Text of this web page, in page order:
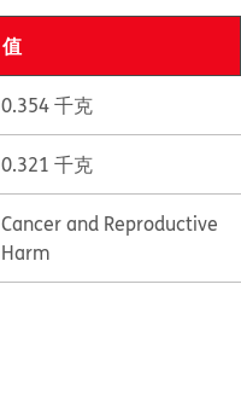
值
0.354 千克
0.321 千克
Cancer and Reproductive
Harm